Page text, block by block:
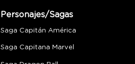
Personajes/Sagas
Saga Capitán América
Saga Capitana Marvel